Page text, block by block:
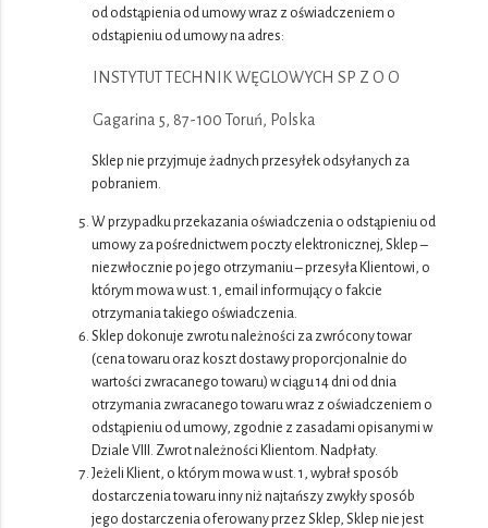
od odstąpienia od umowy wraz z oświadczeniem o
odstąpieniu od umowy na adres:
INSTYTUT TECHNIK WĘGLOWYCH SP Z O O
Gagarina 5, 87-100 Toruń, Polska
Sklep nie przyjmuje żadnych przesyłek odsyłanych za
pobraniem.
W przypadku przekazania oświadczenia o odstąpieniu od
umowy za pośrednictwem poczty elektronicznej, Sklep –
niezwłocznie po jego otrzymaniu – przesyła Klientowi, o
którym mowa w ust. 1, email informujący o fakcie
otrzymania takiego oświadczenia.
Sklep dokonuje zwrotu należności za zwrócony towar
(cena towaru oraz koszt dostawy proporcjonalnie do
wartości zwracanego towaru) w ciągu 14 dni od dnia
otrzymania zwracanego towaru wraz z oświadczeniem o
odstąpieniu od umowy, zgodnie z zasadami opisanymi w
Dziale VIII. Zwrot należności Klientom. Nadpłaty.
Jeżeli Klient, o którym mowa w ust. 1, wybrał sposób
dostarczenia towaru inny niż najtańszy zwykły sposób
jego dostarczenia oferowany przez Sklep, Sklep nie jest